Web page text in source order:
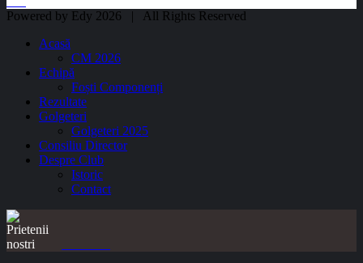
Powered by Edy 2026 | All Rights Reserved
Acasă
CM 2026
Echipă
Foști Componenți
Rezultate
Golgeteri
Golgeteri 2025
Consiliu Director
Despre Club
Istoric
Contact